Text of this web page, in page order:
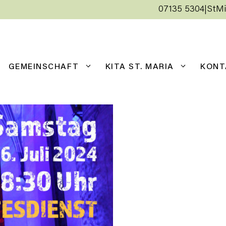
07135 5304
GEMEINSCHAFT KITA ST. MARIA